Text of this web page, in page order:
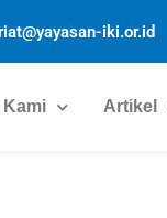
iki.or.id
Kami Artikel